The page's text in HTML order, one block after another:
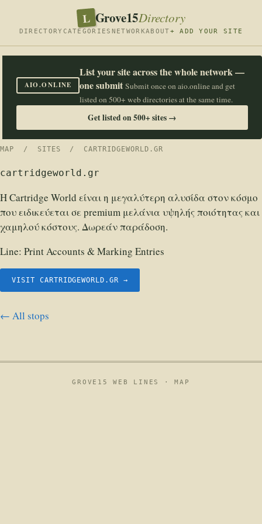
L Grove15Directory
DIRECTORY CATEGORIES NETWORKABOUT+ ADD YOUR SITE
AIO.ONLINE
List your site across the whole network —
one submit Submit once on aio.online and get
listed on 500+ web directories at the same time.
Get listed on 500+ sites →
MAP / SITES / CARTRIDGEWORLD.GR
cartridgeworld.gr
Η Cartridge World είναι η μεγαλύτερη αλυσίδα στον κόσμο
που ειδικεύεται σε premium μελάνια υψηλής ποιότητας και
χαμηλού κόστους. Δωρεάν παράδοση.
Line: Print Accounts & Marking Entries
VISIT CARTRIDGEWORLD.GR →
← All stops
GROVE15 WEB LINES ·MAP